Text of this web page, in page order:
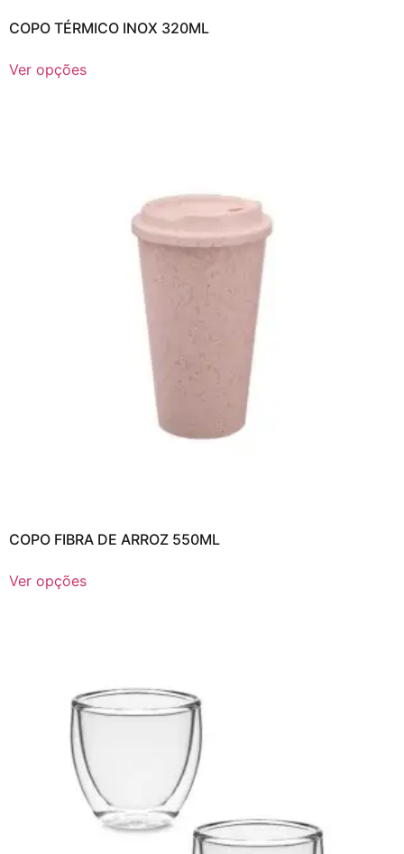
COPO TÉRMICO INOX 320ML
Ver opções
COPO FIBRA DE ARROZ 550ML
Ver opções